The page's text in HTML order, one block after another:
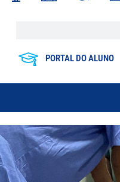
PORTAL DO ALUNO